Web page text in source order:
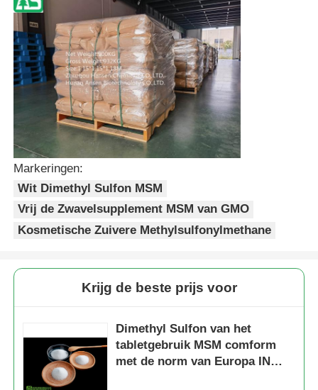
Markeringen:
Wit Dimethyl Sulfon MSM
Vrij de Zwavelsupplement MSM van GMO
Kosmetische Zuivere Methylsulfonylmethane
Krijg de beste prijs voor
Dimethyl Sulfon van het
tabletgebruik MSM comform
met de norm van Europa IN